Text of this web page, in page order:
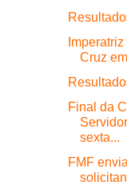
Cruz
Final da
sexta...
FMF